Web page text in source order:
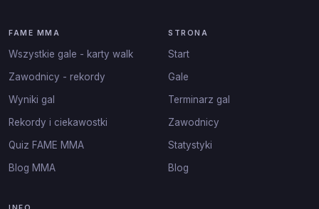
FAME MMA
Wszystkie gale - karty walk
Zawodnicy - rekordy
Wyniki gal
Rekordy i ciekawostki
Quiz FAME MMA
Blog MMA
STRONA
Start
Gale
Terminarz gal
Zawodnicy
Statystyki
Blog
INFO